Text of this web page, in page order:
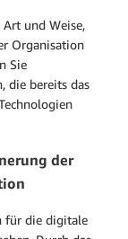
und Weise,
Organisation
Sie
die bereits das
der
für die digitale